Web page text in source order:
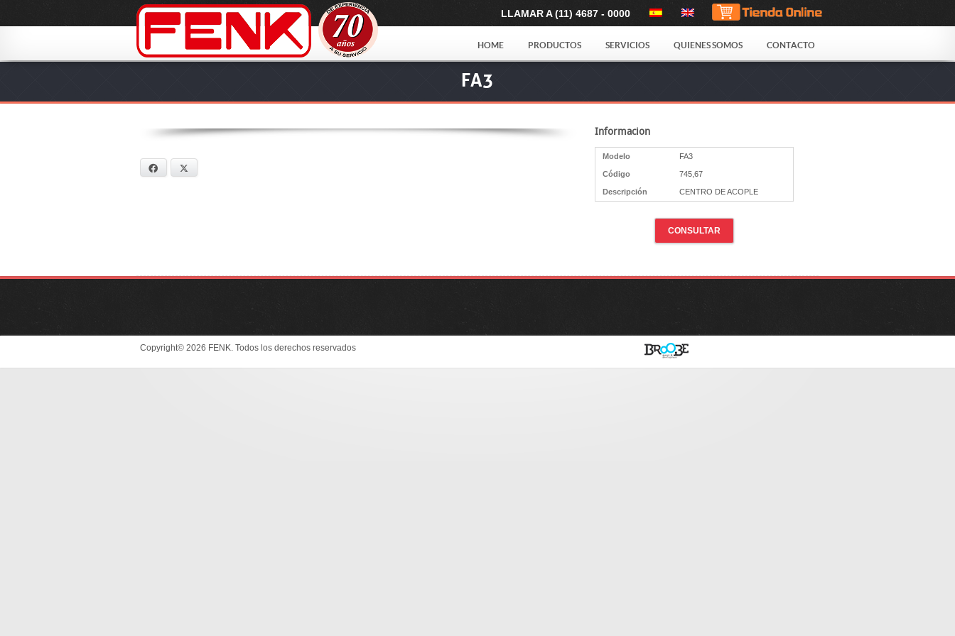
LLAMAR A (11) 4687 - 0000
HOME PRODUCTOS SERVICIOS QUIENES SOMOS CONTACTO
FA3
Facebook
Informacion
Modelo FA3
Código 745,67
Descripción CENTRO DE ACOPLE
CONSULTAR
Copyright© 2026 FENK. Todos los derechos reservados